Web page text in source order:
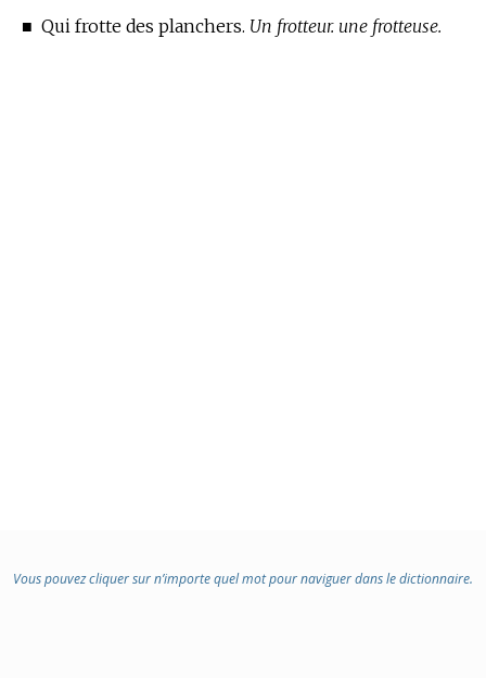
■ Qui frotte des planchers. Un frotteur. une frotteuse.
Vous pouvez cliquer sur n’importe quel mot pour naviguer dans le dictionnaire.